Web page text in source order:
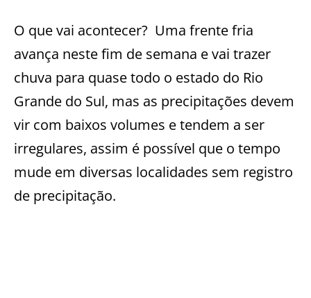
O que vai acontecer? Uma frente fria
avança neste fim de semana e vai trazer
chuva para quase todo o estado do Rio
Grande do Sul, mas as precipitações devem
vir com baixos volumes e tendem a ser
irregulares, assim é possível que o tempo
mude em diversas localidades sem registro
de precipitação.